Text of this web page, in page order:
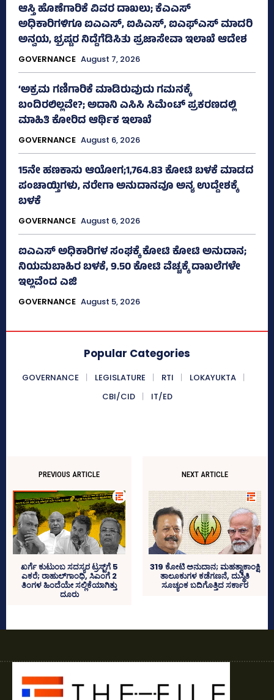
ಆಸ್ತಿ ಹೊಣೆಗಾರಿಕೆ ವಿವರ ದಾಖಲು; ಕೆಎಎಸ್
ಅಧಿಕಾರಿಗಳಿಗೂ ಐಎಎಸ್‌, ಐಪಿಎಸ್‌, ಐಎಫ್‌ಎಸ್‌ ಮಾದರಿ
ಅನ್ವಯ, ಭ್ರಷ್ಟರ ನಿದ್ದೆಗೆಡಿಸಿತು ಪ್ರಜಾಸೇವಾ ಇಲಾಖೆ ಆದೇಶ
GOVERNANCE August 7, 2026
‘ಅಕ್ರಮ ಗಣಿಗಾರಿಕೆ ಮಾಡಿರುವುದು ಗಮನಕ್ಕೆ
ಬಂದಿರಲಿಲ್ಲವೇ?; ಅದಾನಿ ಎಸಿಸಿ ಸಿಮೆಂಟ್ ಪ್ರಕರಣದಲ್ಲಿ
ಮಾಹಿತಿ ಕೋರಿದ ಆರ್ಥಿಕ ಇಲಾಖೆ
GOVERNANCE August 6, 2026
15ನೇ ಹಣಕಾಸು ಆಯೋಗ;1,764.83 ಕೋಟಿ ಬಳಕೆ ಮಾಡದ
ಪಂಚಾಯ್ತಿಗಳು, ನರೇಗಾ ಅನುದಾನವೂ ಅನ್ಯ ಉದ್ದೇಶಕ್ಕೆ
ಬಳಕೆ
GOVERNANCE August 6, 2026
ಐಎಎಸ್‌ ಅಧಿಕಾರಿಗಳ ಸಂಘಕ್ಕೆ ಕೋಟಿ ಕೋಟಿ ಅನುದಾನ;
ನಿಯಮಬಾಹಿರ ಬಳಕೆ, 9.50 ಕೋಟಿ ವೆಚ್ಚಕ್ಕೆ ದಾಖಲೆಗಳೇ
ಇಲ್ಲವೆಂದ ಎಜಿ
GOVERNANCE August 5, 2026
Popular Categories
GOVERNANCE LEGISLATURE RTI
LOKAYUKTA
CBI/CID
IT/ED
PREVIOUS ARTICLE
ಖರ್ಗೆ ಕುಟುಂಬ ಸದಸ್ಯರ ಟ್ರಸ್ಟ್‌ಗೆ 5
ಎಕರೆ; ರಾಹುಲ್‌ಗಾಂಧಿ, ಸಿಎಂಗೆ 2
ತಿಂಗಳ ಹಿಂದೆಯೇ ಸಲ್ಲಿಕೆಯಾಗಿತ್ತು
ದೂರು
NEXT ARTICLE
319 ಕೋಟಿ ಅನುದಾನ; ಮಹತ್ವಾಕಾಂಕ್ಷಿ
ತಾಲೂಕುಗಳ ಕಡೆಗಣನೆ, ದುಸ್ಥಿತಿ
ಸೂಚ್ಯಂಕ ಬದಿಗೊತ್ತಿದ ಸರ್ಕಾರ